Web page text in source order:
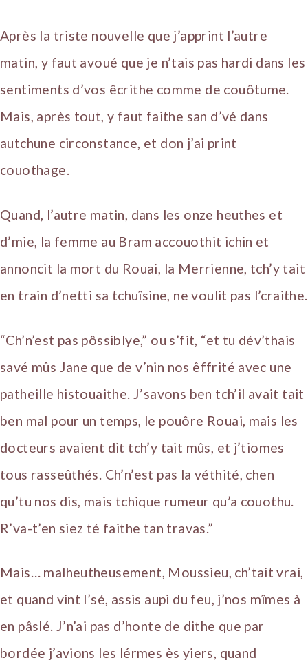
Après la triste nouvelle que j’apprint l’autre
matin, y faut avoué que je n’tais pas hardi dans les
sentiments d’vos êcrithe comme de couôtume.
Mais, après tout, y faut faithe san d’vé dans
autchune circonstance, et don j’ai print
couothage.
Quand, l’autre matin, dans les onze heuthes et
d’mie, la femme au Bram accouothit ichin et
annoncit la mort du Rouai, la Merrienne, tch’y tait
en train d’netti sa tchuîsine, ne voulit pas l’craithe.
“Ch’n’est pas pôssiblye,” ou s’fit, “et tu dév’thais
savé mûs Jane que de v’nin nos êffrité avec une
patheille histouaithe. J’savons ben tch’il avait tait
ben mal pour un temps, le pouôre Rouai, mais les
docteurs avaient dit tch’y tait mûs, et j’tiomes
tous rasseûthés. Ch’n’est pas la véthité, chen
qu’tu nos dis, mais tchique rumeur qu’a couothu.
R’va-t’en siez té faithe tan travas.”
Mais… malheutheusement, Moussieu, ch’tait vrai,
et quand vint l’sé, assis aupi du feu, j’nos mîmes à
en pâslé. J’n’ai pas d’honte de dithe que par
bordée j’avions les lérmes ès yiers, quand